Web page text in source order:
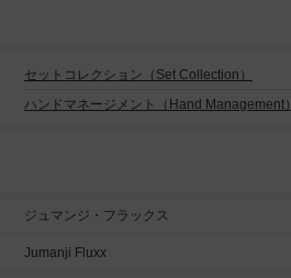
セットコレクション（Set Collection）
ハンドマネージメント（Hand Management）
ジュマンジ・フラックス
Jumanji Fluxx